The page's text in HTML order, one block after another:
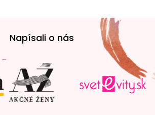
Napísali o nás